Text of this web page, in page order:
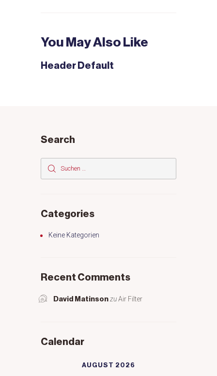
You May Also Like
Header Default
Search
Suchen
nach:
Categories
Keine Kategorien
Recent Comments
David Matinson zuAir Filter
Calendar
AUGUST 2026